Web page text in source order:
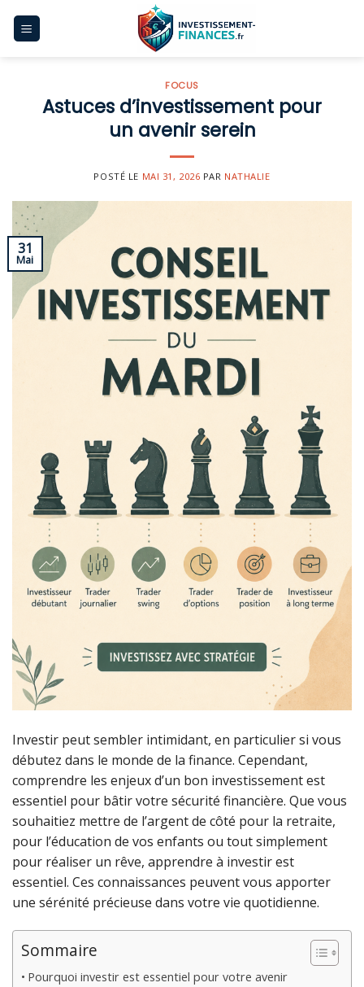
FOCUS
Astuces d’investissement pour
un avenir serein
POSTÉ LE MAI 31, 2026 PAR NATHALIE
31
Mai
Investir peut sembler intimidant, en particulier si vous
débutez dans le monde de la finance. Cependant,
comprendre les enjeux d’un bon investissement est
essentiel pour bâtir votre sécurité financière. Que vous
souhaitiez mettre de l’argent de côté pour la retraite,
pour l’éducation de vos enfants ou tout simplement
pour réaliser un rêve, apprendre à investir est
essentiel. Ces connaissances peuvent vous apporter
une sérénité précieuse dans votre vie quotidienne.
Sommaire
Pourquoi investir est essentiel pour votre avenir